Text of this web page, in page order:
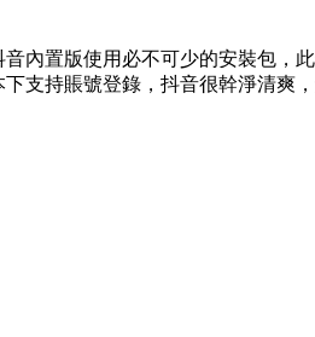
音內置版使用必不可少的安裝包，
支持賬號登錄，抖音很幹淨清爽